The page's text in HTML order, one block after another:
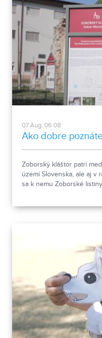
07.Aug, 06:08
Ako dobre
Zoborský kláštor patrí
území Slovenska, ale aj v
sa k nemu Zoborské listiny